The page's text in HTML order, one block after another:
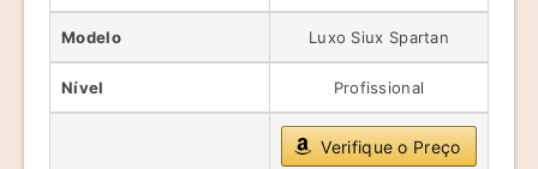
Modelo Luxo Siux Spartan
Nível Profissional
Verifique o Preço